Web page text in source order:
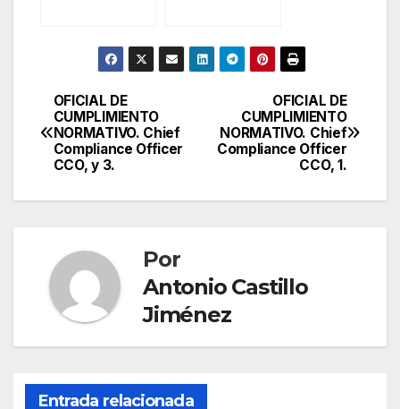
Navegación
de
entradas
OFICIAL DE
CUMPLIMIENTO
NORMATIVO. Chief
Compliance Officer
CCO, 1.
OFICIAL DE
CUMPLIMIENTO
NORMATIVO. Chief
Compliance Officer
CCO, y 3.
Por
Antonio Castillo
Jiménez
Entrada relacionada